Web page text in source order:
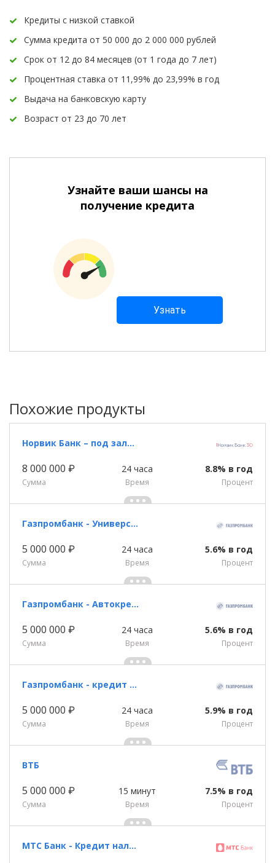
Кредиты с низкой ставкой
Сумма кредита от 50 000 до 2 000 000 рублей
Срок от 12 до 84 месяцев (от 1 года до 7 лет)
Процентная ставка от 11,99% до 23,99% в год
Выдача на банковскую карту
Возраст от 23 до 70 лет
Узнайте ваши шансы на
получение кредита
Похожие продукты
Норвик Банк – под залог недвижимости
8 000 000 ₽
Сумма
24 часа
Время
8.8% в год
Процент
Газпромбанк - Универсальный кредит
5 000 000 ₽
Сумма
24 часа
Время
5.6% в год
Процент
Газпромбанк - Автокредит
5 000 000 ₽
Сумма
24 часа
Время
5.6% в год
Процент
Газпромбанк - кредит наличными
5 000 000 ₽
Сумма
24 часа
Время
5.9% в год
Процент
ВТБ
5 000 000 ₽
Сумма
15 минут
Время
7.5% в год
Процент
МТС Банк - Кредит наличными